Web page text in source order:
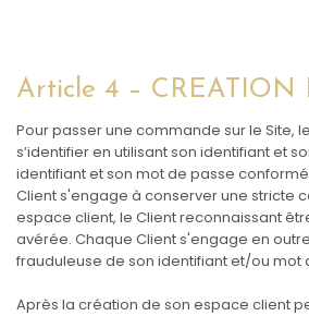
Article 4 – CREATION
Pour passer une commande sur le Site,
s’identifier en utilisant son identifiant et
identifiant et son mot de passe
Client s'engage à conserver une stricte
espace client, le Client reconnaissant
avérée. Chaque Client s'engage en
frauduleuse de son identifiant et/ou mot
Après la création de son espace client